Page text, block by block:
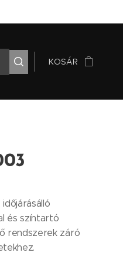
KOSÁR
és színtartó
rendszerek záró